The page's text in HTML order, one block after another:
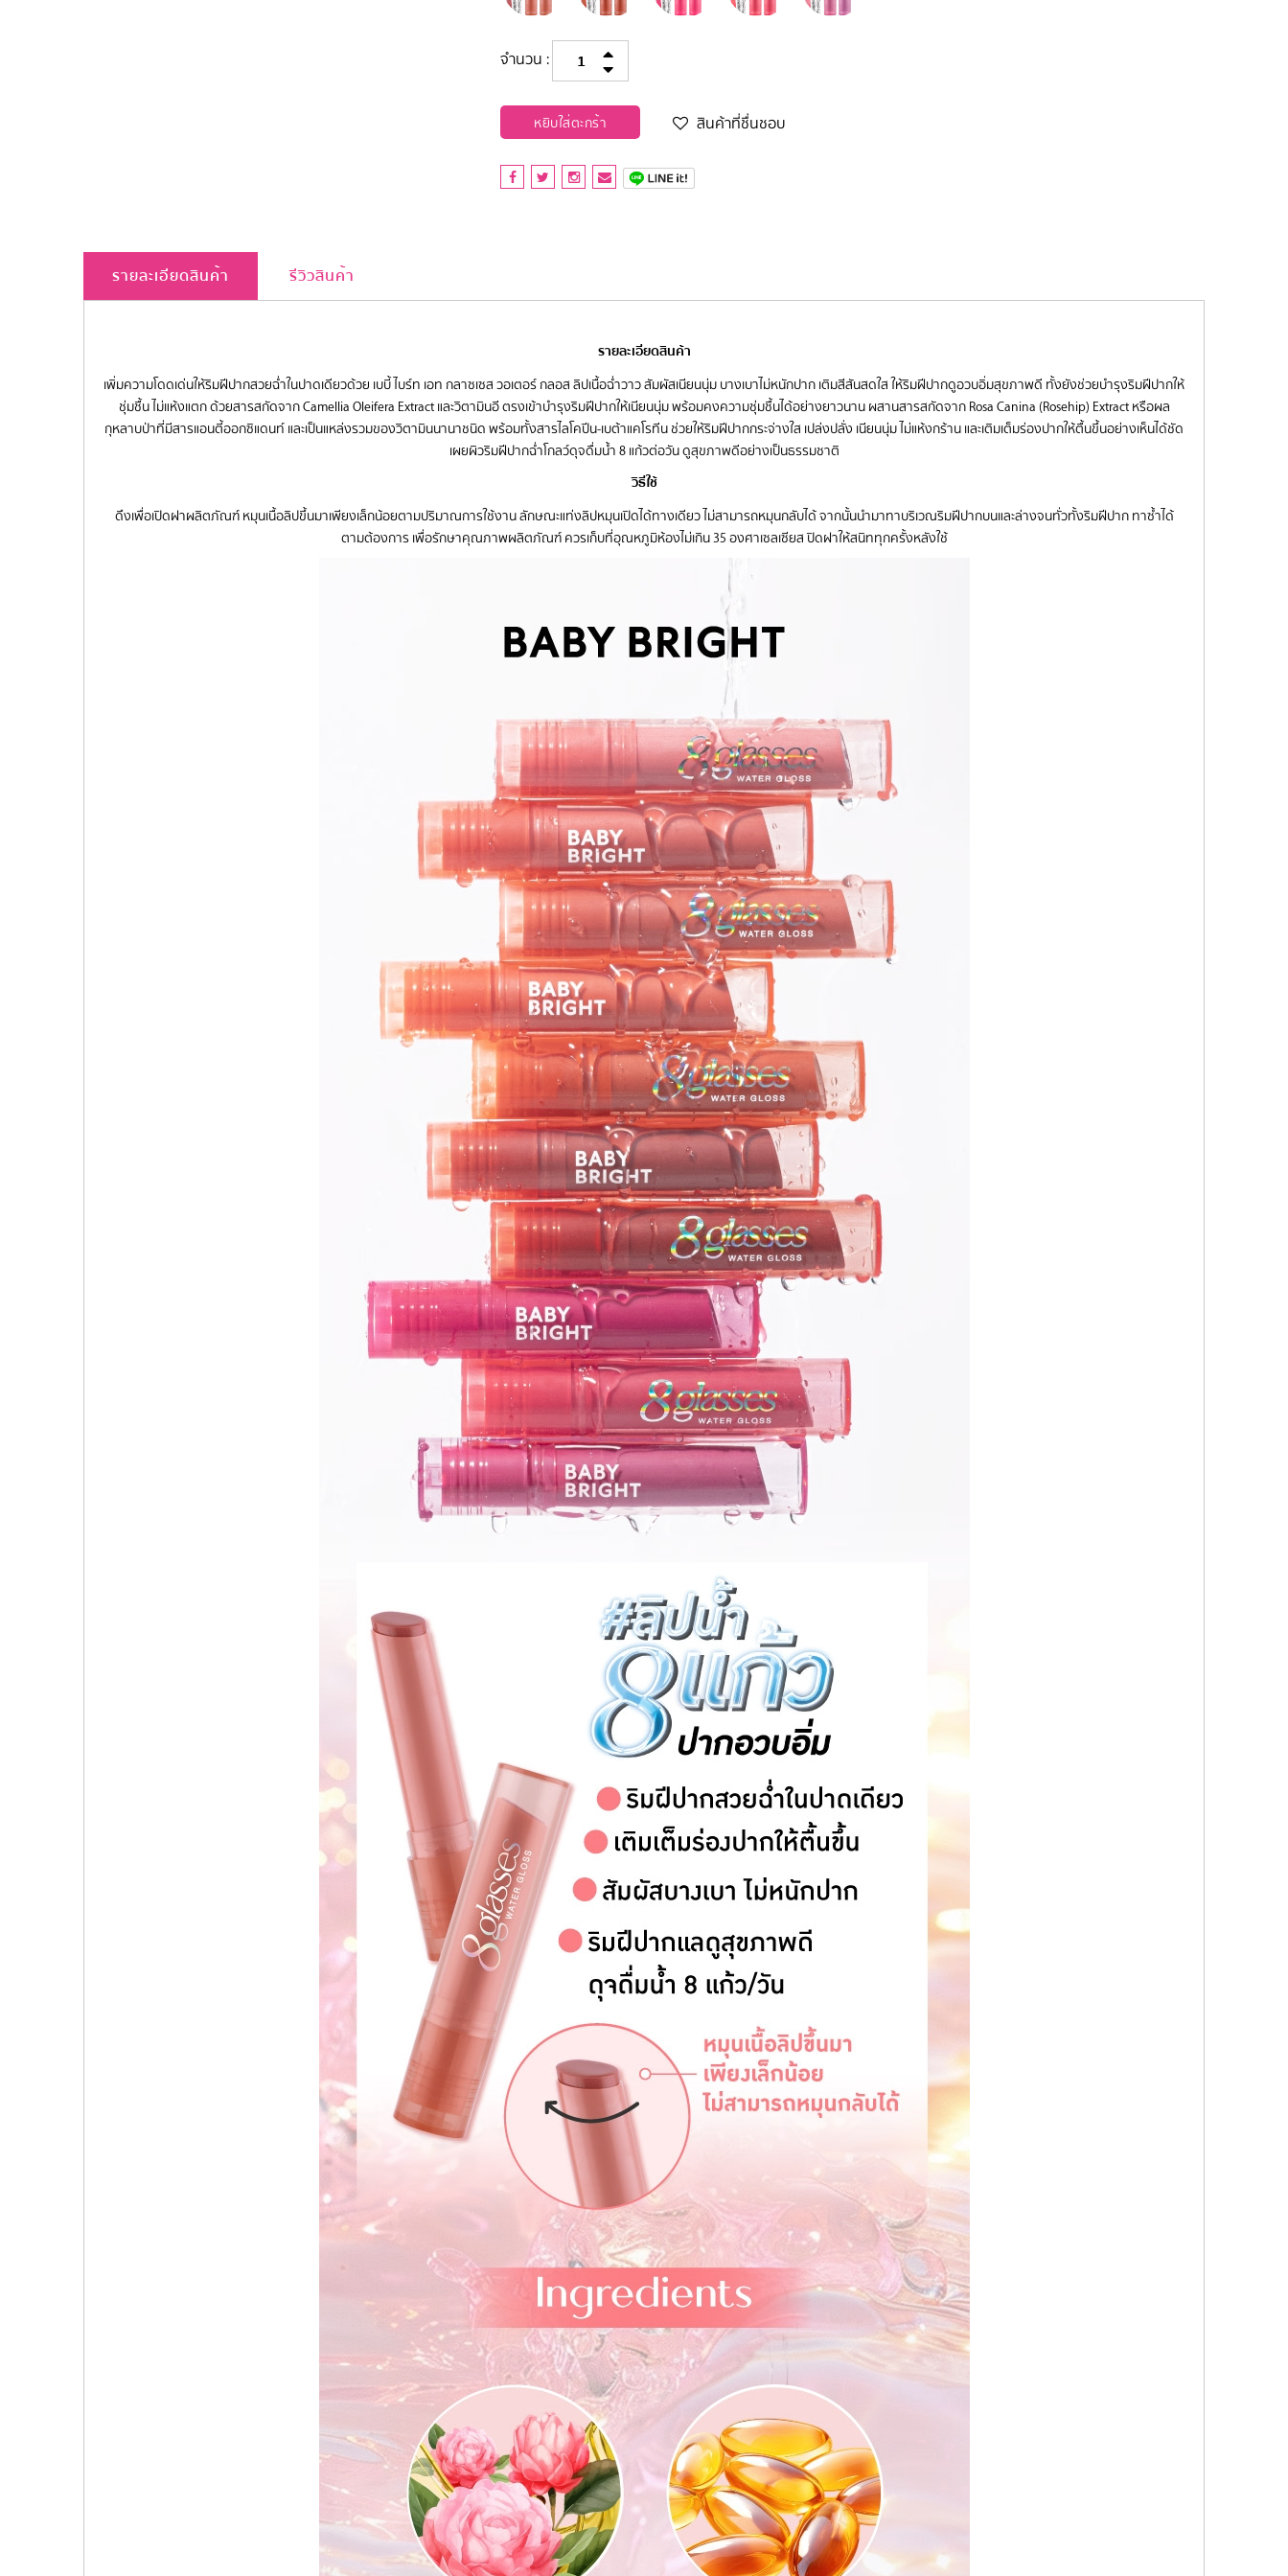
จำนวน :
หยิบใส่ตะกร้า สินค้าที่ชื่นชอบ
รายละเอียดสินค้า รีวิวสินค้า
รายละเอียดสินค้า
เพิ่มความโดดเด่นให้ริมฝีปากสวยฉ่ำในปาดเดียวด้วย เบบี้ ไบร์ท เอท กลาซเซส วอเตอร์ กลอส ลิปเนื้อฉ่ำวาว สัมผัสเนียนนุ่ม บางเบาไม่หนักปาก เติมสีสันสดใส ให้ริมฝีปากดูอวบอิ่มสุขภาพดี ทั้งยังช่วยบำรุงริมฝีปากให้
ชุ่มชื้น ไม่แห้งแตก ด้วยสารสกัดจาก Camellia Oleifera Extract และวิตามินอี ตรงเข้าบำรุงริมฝีปากให้เนียนนุ่ม พร้อมคงความชุ่มชื้นได้อย่างยาวนาน ผสานสารสกัดจาก Rosa Canina (Rosehip) Extract หรือผล
กุหลาบป่าที่มีสารแอนตี้ออกซิแดนท์ และเป็นแหล่งรวมของวิตามินนานาชนิด พร้อมทั้งสารไลโคปีน-เบต้าแคโรทีน ช่วยให้ริมฝีปากกระจ่างใส เปล่งปลั่ง เนียนนุ่ม ไม่แห้งกร้าน และเติมเต็มร่องปากให้ตื้นขึ้นอย่างเห็นได้ชัด
เผยผิวริมฝีปากฉ่ำโกลว์ดุจดื่มน้ำ 8 แก้วต่อวัน ดูสุขภาพดีอย่างเป็นธรรมชาติ
วิธีใช้
ดึงเพื่อเปิดฝาผลิตภัณฑ์ หมุนเนื้อลิปขึ้นมาเพียงเล็กน้อยตามปริมาณการใช้งาน ลักษณะแท่งลิปหมุนเปิดได้ทางเดียว ไม่สามารถหมุนกลับได้ จากนั้นนำมาทาบริเวณริมฝีปากบนและล่างจนทั่วทั้งริมฝีปาก ทาซ้ำได้
ตามต้องการ เพื่อรักษาคุณภาพผลิตภัณฑ์ ควรเก็บที่อุณหภูมิห้องไม่เกิน 35 องศาเซลเซียส ปิดฝาให้สนิททุกครั้งหลังใช้